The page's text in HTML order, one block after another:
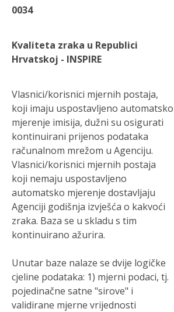
0034
Kvaliteta zraka u Republici
Hrvatskoj - INSPIRE
Vlasnici/korisnici mjernih postaja,
koji imaju uspostavljeno automatsko
mjerenje imisija, dužni su osigurati
kontinuirani prijenos podataka
računalnom mrežom u Agenciju.
Vlasnici/korisnici mjernih postaja
koji nemaju uspostavljeno
automatsko mjerenje dostavljaju
Agenciji godišnja izvješća o kakvoći
zraka. Baza se u skladu s tim
kontinuirano ažurira.
Unutar baze nalaze se dvije logičke
cjeline podataka: 1) mjerni podaci, tj.
pojedinačne satne "sirove" i
validirane mjerne vrijednosti